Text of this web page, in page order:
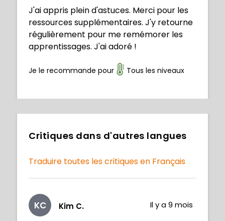
J'ai appris plein d'astuces. Merci pour les
ressources supplémentaires. J'y retourne
régulièrement pour me remémorer les
apprentissages. J'ai adoré !
Je le recommande pour Tous les niveaux
Critiques dans d'autres langues
Traduire toutes les critiques en Français
KC Kim C. Il y a 9 mois